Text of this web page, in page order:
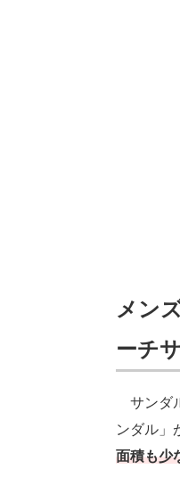
メン
ーチ
サンダ
ンダル」
面積も少